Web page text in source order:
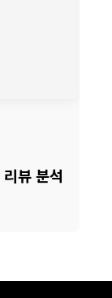
뷰 분석